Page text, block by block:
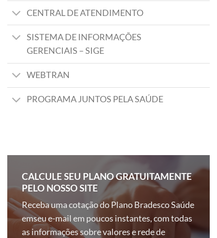
CENTRAL DE ATENDIMENTO
SISTEMA DE INFORMAÇÕES
GERENCIAIS – SIGE
WEBTRAN
PROGRAMA JUNTOS PELA SAÚDE
CALCULE SEU PLANO GRATUITAMENTE
PELO NOSSO SITE
Receba uma cotação do Plano Bradesco Saúde
emseu e-mail em poucos instantes, com todas
as informações sobre valores e rede de